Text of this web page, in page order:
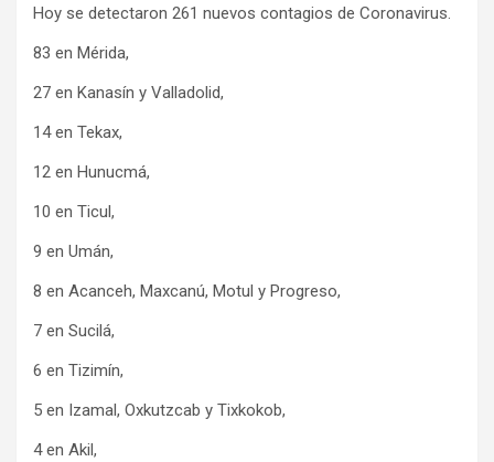
Hoy se detectaron 261 nuevos contagios de Coronavirus.
83 en Mérida,
27 en Kanasín y Valladolid,
14 en Tekax,
12 en Hunucmá,
10 en Ticul,
9 en Umán,
8 en Acanceh, Maxcanú, Motul y Progreso,
7 en Sucilá,
6 en Tizimín,
5 en Izamal, Oxkutzcab y Tixkokob,
4 en Akil,